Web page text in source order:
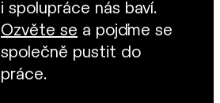
i spolupráce nás baví.
Ozvěte se a pojďme se
společně pustit do
práce.